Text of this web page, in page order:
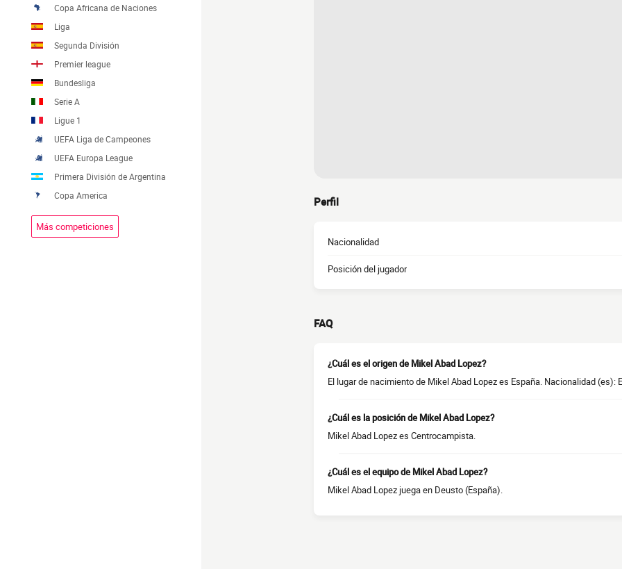
Copa Africana de Naciones
Liga
Segunda División
Premier league
Bundesliga
Serie A
Ligue 1
UEFA Liga de Campeones
UEFA Europa League
Primera División de Argentina
Copa America
Más competiciones
Perfil
Nacionalidad
Posición del jugador
FAQ
¿Cuál es el origen de Mikel Abad Lopez?
El lugar de nacimiento de Mikel Abad Lopez es España. Nacionalidad (es):
¿Cuál es la posición de Mikel Abad Lopez?
Mikel Abad Lopez es Centrocampista.
¿Cuál es el equipo de Mikel Abad Lopez?
Mikel Abad Lopez juega en Deusto (España).